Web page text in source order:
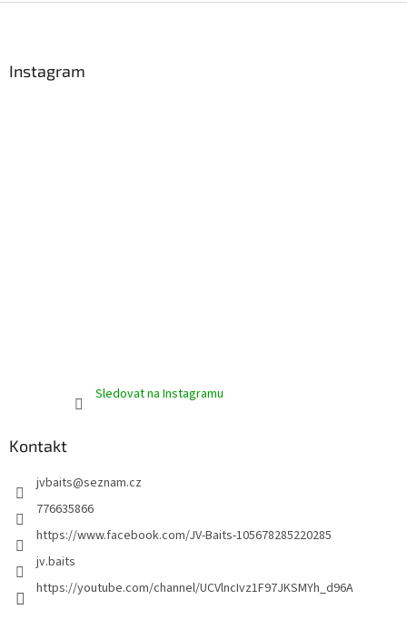
Instagram
Sledovat na Instagramu
Kontakt
jvbaits@seznam.cz
776635866
https://www.facebook.com/JV-Baits-105678285220285
jv.baits
https://youtube.com/channel/UCVlncIvz1F97JKSMYh_d96A